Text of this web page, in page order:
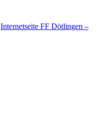
Internetseite FF Dötlingen –